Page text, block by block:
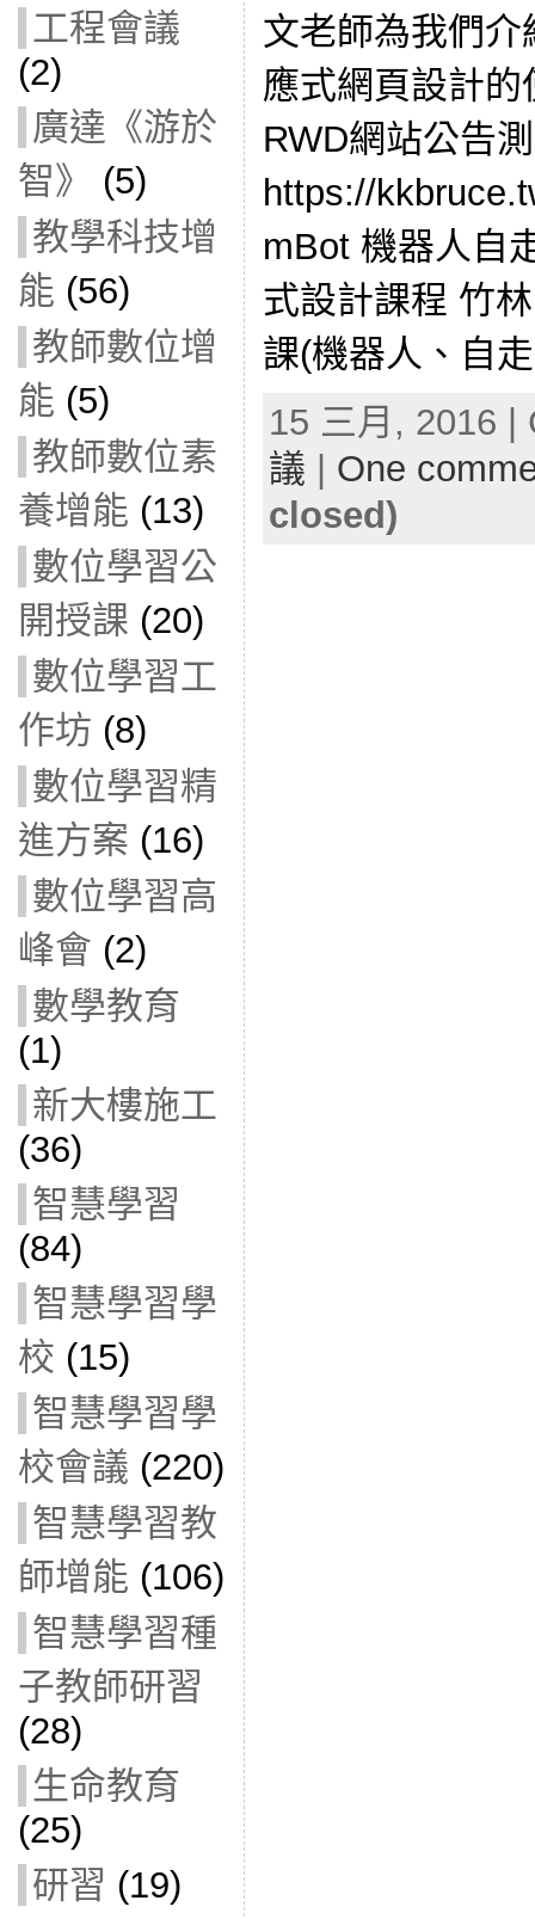
工程會議
(2)
廣達《游於
智》
(5)
教學科技增
能 (56)
教師數位增
能 (5)
教師數位素
養增能 (13)
數位學習公
開授課 (20)
數位學習工
作坊 (8)
數位學習精
進方案 (16)
數位學習高
峰會 (2)
數學教育
(1)
新大樓施工
(36)
智慧學習
(84)
智慧學習學
校 (15)
智慧學習學
校會議 (220)
智慧學習教
師增能 (106)
智慧學習種
子教師研習
(28)
生命教育
(25)
研習 (19)
文老師為我們
應式網頁設計
RWD網站公告
https://
mBot 機器人自
式設計課程 竹
課(機器人、自
15 三月, 2016
議 | One
closed)